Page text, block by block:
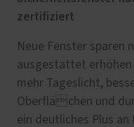
zertifiziert
Neue Fenster sparen
ausgestattet erhöhen
mehr Tageslicht,
Oberflächen und
ein deutliches Plus